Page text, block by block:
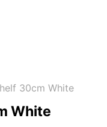
30cm White
White